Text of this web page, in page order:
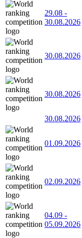
29.08 -
30.08.2026
30.08.2026
30.08.2026
30.08.2026
01.09.2026
02.09.2026
04.09 -
05.09.2026